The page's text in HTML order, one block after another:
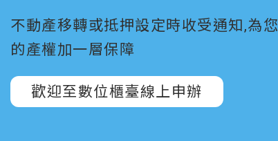
不動產移轉或抵押設定時收受通知,為您
的產權加一層保障
歡迎至數位櫃臺線上申辦